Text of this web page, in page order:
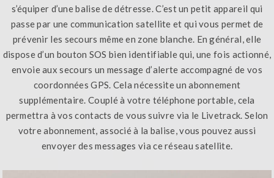
s’équiper d’une balise de détresse. C’est un petit appareil qui
passe par une communication satellite et qui vous permet de
prévenir les secours même en zone blanche. En général, elle
dispose d’un bouton SOS bien identifiable qui, une fois actionné,
envoie aux secours un message d’alerte accompagné de vos
coordonnées GPS. Cela nécessite un abonnement
supplémentaire. Couplé à votre téléphone portable, cela
permettra à vos contacts de vous suivre via le Livetrack. Selon
votre abonnement, associé à la balise, vous pouvez aussi
envoyer des messages via ce réseau satellite.